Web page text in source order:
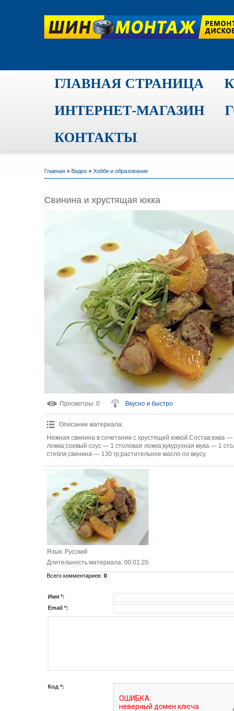
ГЛАВНАЯ СТРАНИЦА
ИНТЕРНЕТ-МАГАЗИН
КОНТАКТЫ
Главная » Видео » Хобби и образование
Свинина и хрустящая юкка
Просмотры: 0 Вкусно и быстро
Описание материала:
Нежная свинина в сочетании с хрустящей юккой.Состав:юкка
ложка;соевый соус — 1 столовая ложка;кукурузная мука — 1
стебля;свинина — 130 гр;растительное масло по вкусу.
Язык: Русский
Длительность материала: 00:01:20
Всего комментариев: 0
Имя *:
Email *:
Код *: